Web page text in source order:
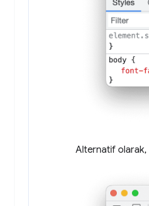
Alternatif olarak,